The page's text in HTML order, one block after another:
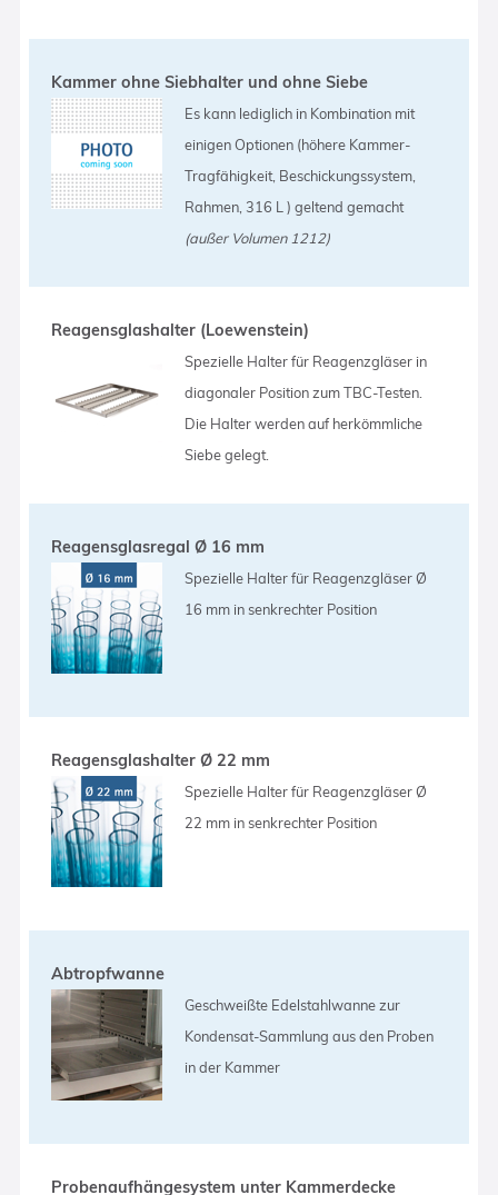
Kammer ohne Siebhalter und ohne Siebe
Es kann lediglich in Kombination mit
einigen Optionen (höhere Kammer-
Tragfähigkeit, Beschickungssystem,
Rahmen, 316 L ) geltend gemacht
(außer Volumen 1212)
Reagensglashalter (Loewenstein)
Spezielle Halter für Reagenzgläser in
diagonaler Position zum TBC-Testen.
Die Halter werden auf herkömmliche
Siebe gelegt.
Reagensglasregal Ø 16 mm
Spezielle Halter für Reagenzgläser Ø
16 mm in senkrechter Position
Reagensglashalter Ø 22 mm
Spezielle Halter für Reagenzgläser Ø
22 mm in senkrechter Position
Abtropfwanne
Geschweißte Edelstahlwanne zur
Kondensat-Sammlung aus den Proben
in der Kammer
Probenaufhängesystem unter Kammerdecke